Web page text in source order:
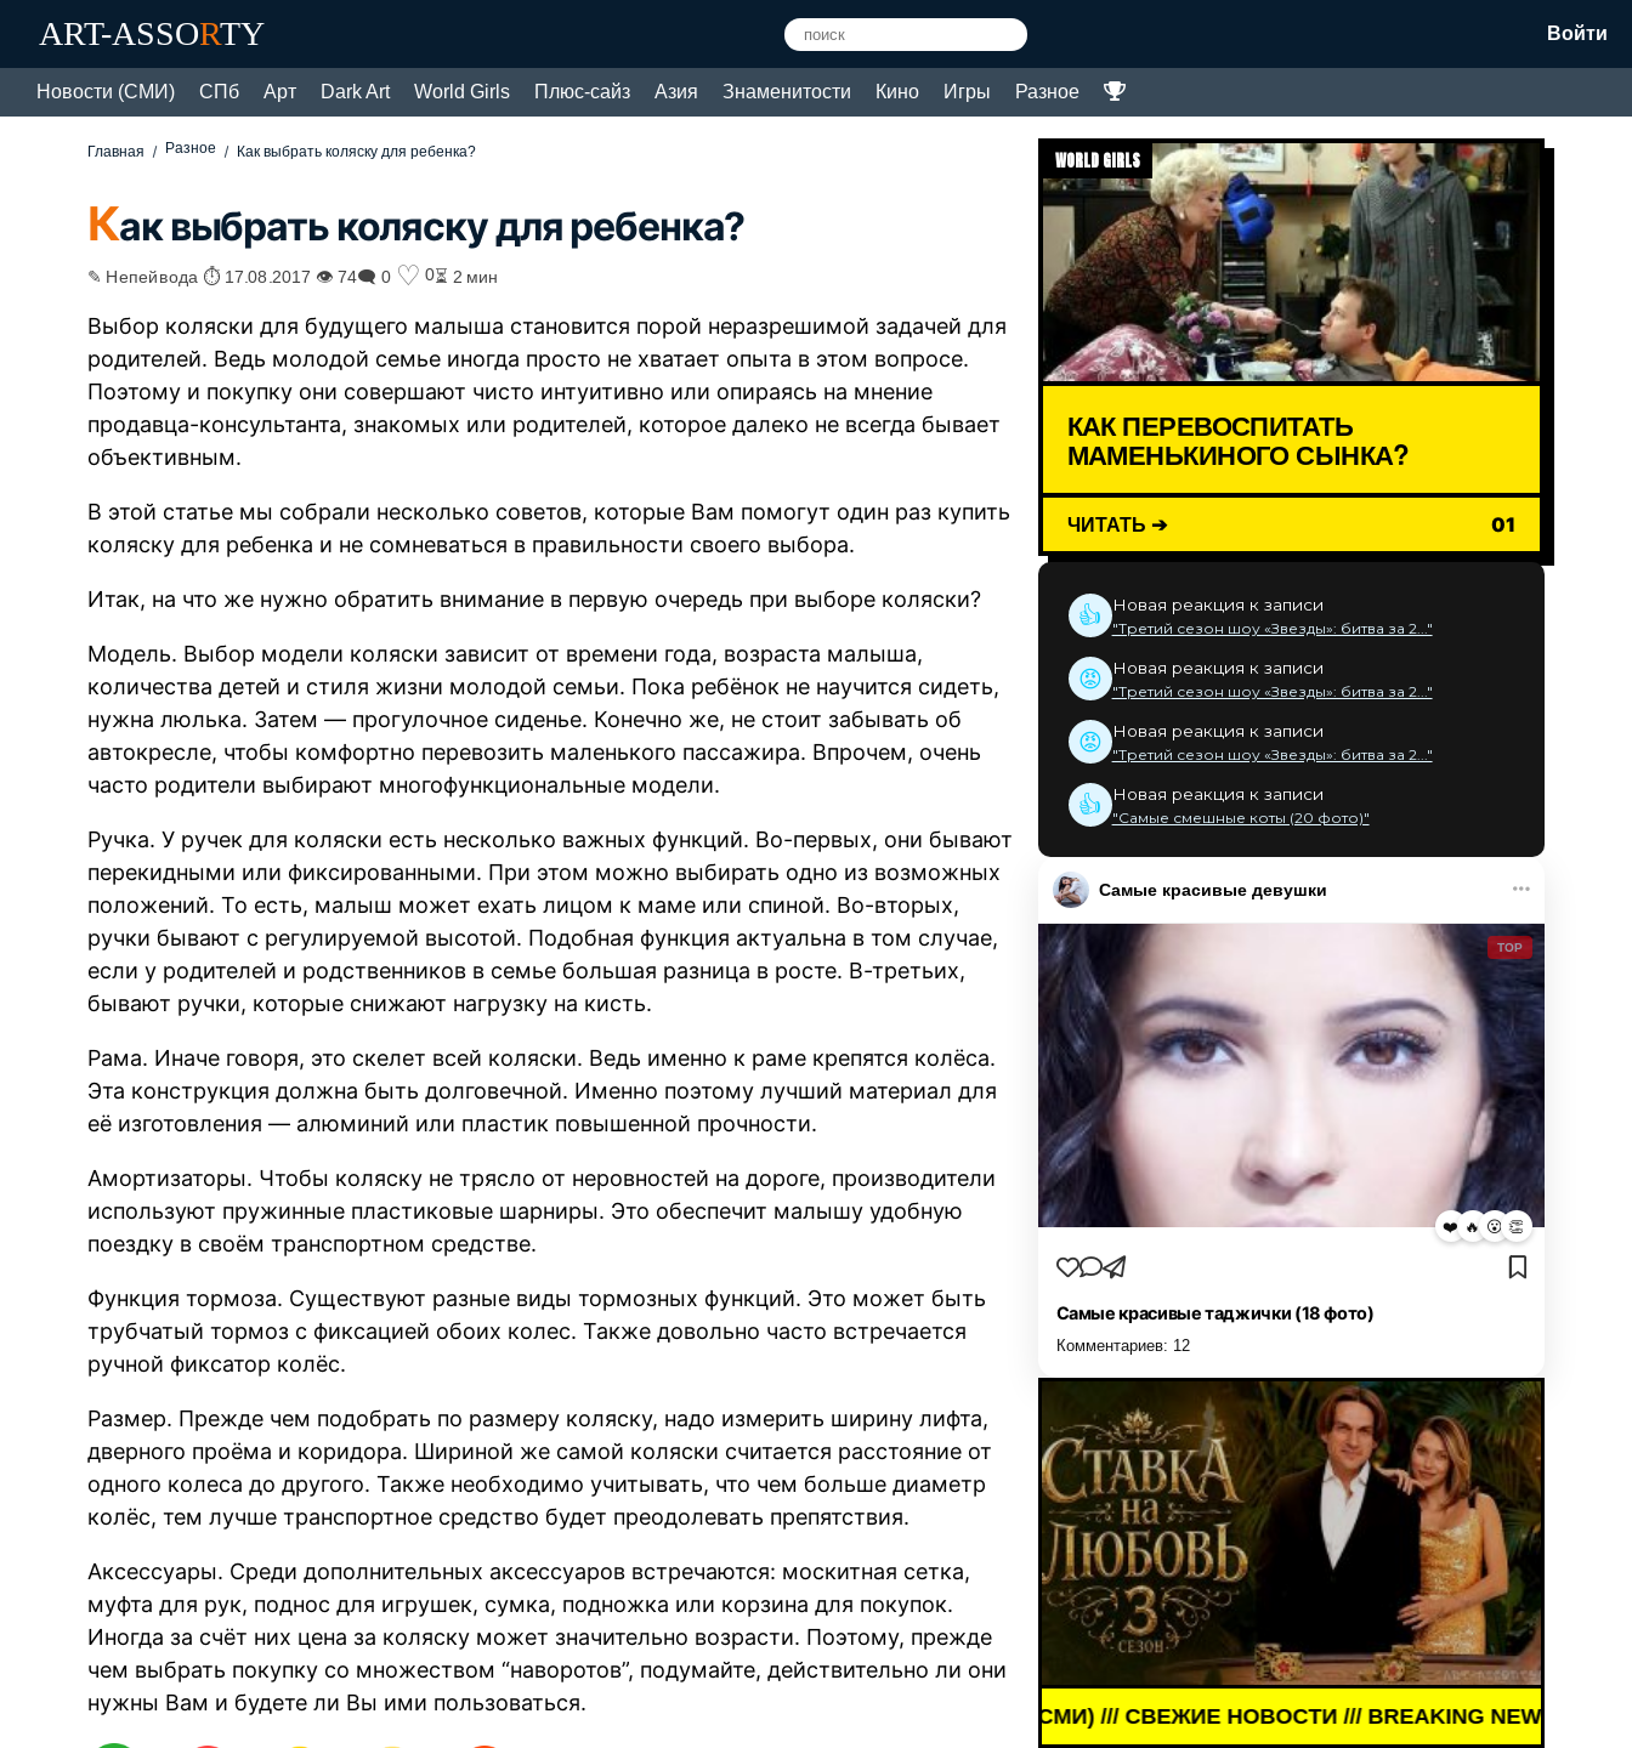
ART-ASSORTY Войти
Новости (СМИ) СПб Арт Dark Art World Girls Плюс-сайз Азия Знаменитости Кино Игры Разное
Главная Разное Как выбрать коляску для ребенка?
Как выбрать коляску для ребенка?
✎ Непейвода ⏱ 17.08.2017 👁 74🗨 0 ♡ 0⏳ 2 мин
Выбор коляски для будущего малыша становится порой неразрешимой задачей для
родителей. Ведь молодой семье иногда просто не хватает опыта в этом вопросе.
Поэтому и покупку они совершают чисто интуитивно или опираясь на мнение
продавца-консультанта, знакомых или родителей, которое далеко не всегда бывает
объективным.
В этой статье мы собрали несколько советов, которые Вам помогут один раз купить
коляску для ребенка и не сомневаться в правильности своего выбора.
Итак, на что же нужно обратить внимание в первую очередь при выборе коляски?
Модель. Выбор модели коляски зависит от времени года, возраста малыша,
количества детей и стиля жизни молодой семьи. Пока ребёнок не научится сидеть,
нужна люлька. Затем — прогулочное сиденье. Конечно же, не стоит забывать об
автокресле, чтобы комфортно перевозить маленького пассажира. Впрочем, очень
часто родители выбирают многофункциональные модели.
Ручка. У ручек для коляски есть несколько важных функций. Во-первых, они бывают
перекидными или фиксированными. При этом можно выбирать одно из возможных
положений. То есть, малыш может ехать лицом к маме или спиной. Во-вторых,
ручки бывают с регулируемой высотой. Подобная функция актуальна в том случае,
если у родителей и родственников в семье большая разница в росте. В-третьих,
бывают ручки, которые снижают нагрузку на кисть.
Рама. Иначе говоря, это скелет всей коляски. Ведь именно к раме крепятся колёса.
Эта конструкция должна быть долговечной. Именно поэтому лучший материал для
её изготовления — алюминий или пластик повышенной прочности.
Амортизаторы. Чтобы коляску не трясло от неровностей на дороге, производители
используют пружинные пластиковые шарниры. Это обеспечит малышу удобную
поездку в своём транспортном средстве.
Функция тормоза. Существуют разные виды тормозных функций. Это может быть
трубчатый тормоз с фиксацией обоих колес. Также довольно часто встречается
ручной фиксатор колёс.
Размер. Прежде чем подобрать по размеру коляску, надо измерить ширину лифта,
дверного проёма и коридора. Шириной же самой коляски считается расстояние от
одного колеса до другого. Также необходимо учитывать, что чем больше диаметр
колёс, тем лучше транспортное средство будет преодолевать препятствия.
Аксессуары. Среди дополнительных аксессуаров встречаются: москитная сетка,
муфта для рук, поднос для игрушек, сумка, подножка или корзина для покупок.
Иногда за счёт них цена за коляску может значительно возрасти. Поэтому, прежде
чем выбрать покупку со множеством “наворотов”, подумайте, действительно ли они
нужны Вам и будете ли Вы ими пользоваться.
WORLD GIRLS
КАК ПЕРЕВОСПИТАТЬ
МАМЕНЬКИНОГО СЫНКА?
ЧИТАТЬ ➔ 01
👍 Новая реакция к записи
"Третий сезон шоу «Звезды»: битва за 2..."
😡 Новая реакция к записи
"Третий сезон шоу «Звезды»: битва за 2..."
😡 Новая реакция к записи
"Третий сезон шоу «Звезды»: битва за 2..."
👍 Новая реакция к записи
"Самые смешные коты (20 фото)"
Самые красивые девушки
TOP
❤️ 🔥 😮 👏
Самые красивые таджички (18 фото)
Комментариев: 12
BREAKING NEWS /// НОВОСТИ (СМИ) /// СВЕЖИЕ НОВОСТИ /// BREAKING NEWS /// НОВОСТИ